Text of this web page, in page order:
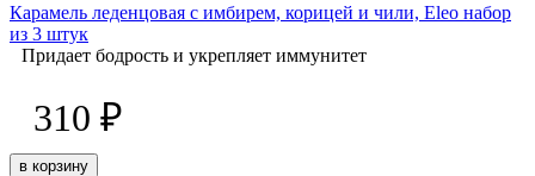
Карамель леденцовая с имбирем, корицей и чили, Eleo набор
из 3 штук
Придает бодрость и укрепляет иммунитет
310 ₽
в корзину